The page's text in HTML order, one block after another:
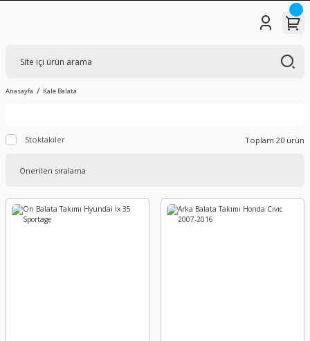
Anasayfa Kale Balata
Stoktakiler Toplam 20 ürün